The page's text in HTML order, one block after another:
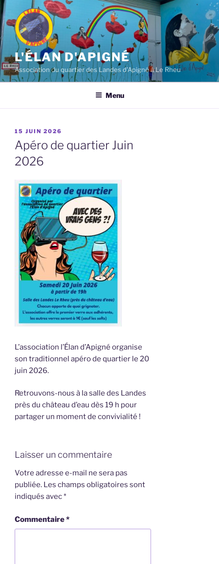
Aller
au
contenu
principal
L'ÉLAN D'APIGNÉ
Association du quartier des Landes d'Apigné à Le Rheu
Menu
PUBLIÉ
LE
15 JUIN 2026
Apéro de quartier Juin
2026
L’association l’Élan d’Apigné organise
son traditionnel apéro de quartier le 20
juin 2026.
Retrouvons-nous à la salle des Landes
près du château d’eau dès 19 h pour
partager un moment de convivialité !
Laisser un commentaire
Votre adresse e-mail ne sera pas
publiée. Les champs obligatoires sont
indiqués avec*
Commentaire*